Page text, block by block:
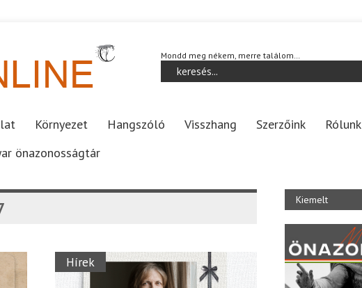
Mondd meg nékem, merre találom…
Környezet Hangszóló Visszhang Szerzőink Rólunk
önazonosságtár
Hírek
Kiemelt